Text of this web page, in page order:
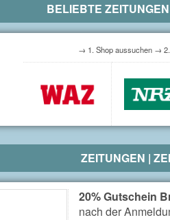
BELIEBTE
→ 1. Shop aussuchen →
ZEITUNGEN |
20% Gutschein
nach der